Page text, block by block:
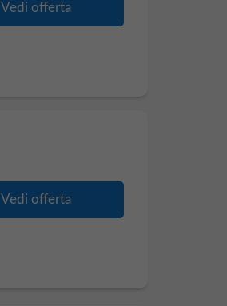
Vedi offerta
Vedi offerta